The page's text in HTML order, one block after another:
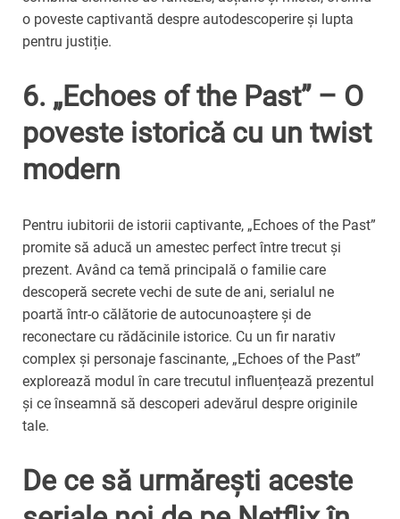
o poveste captivantă despre autodescoperire și lupta
pentru justiție.
6. „Echoes of the Past” – O
poveste istorică cu un twist
modern
Pentru iubitorii de istorii captivante, „Echoes of the Past”
promite să aducă un amestec perfect între trecut și
prezent. Având ca temă principală o familie care
descoperă secrete vechi de sute de ani, serialul ne
poartă într-o călătorie de autocunoaștere și de
reconectare cu rădăcinile istorice. Cu un fir narativ
complex și personaje fascinante, „Echoes of the Past”
explorează modul în care trecutul influențează prezentul
și ce înseamnă să descoperi adevărul despre originile
tale.
De ce să urmărești aceste